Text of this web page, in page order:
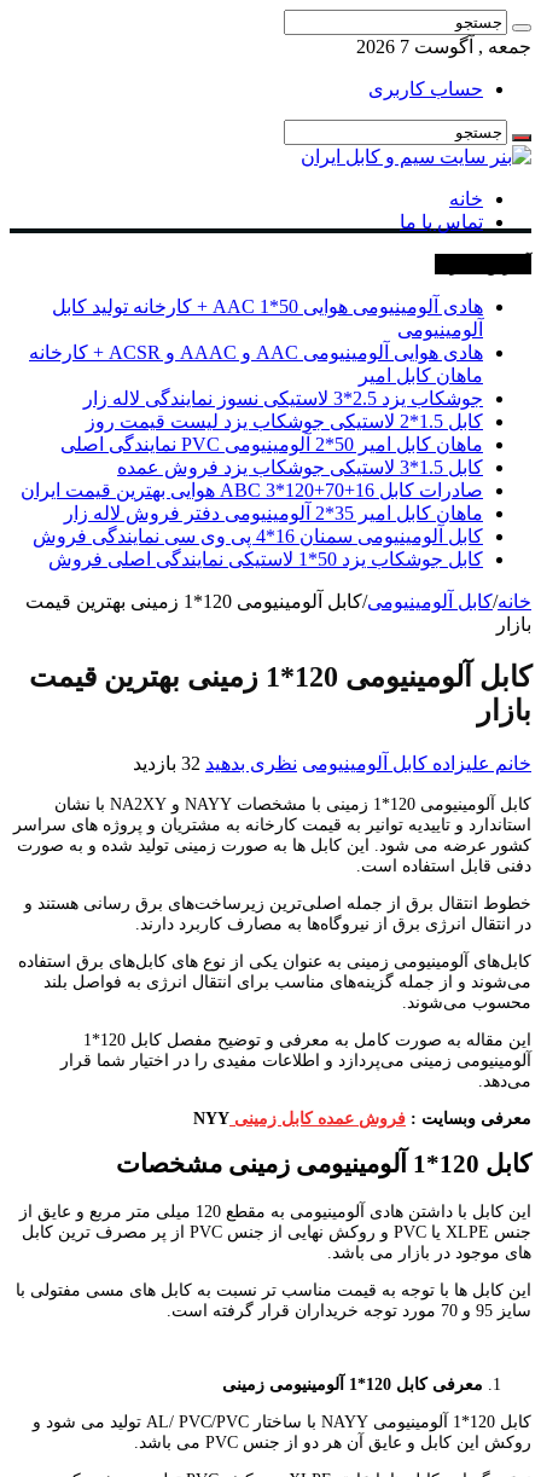
جمعه , آگوست 7 2026
حساب کاربری
خانه
تماس با ما
هادی آلومینیومی هوایی 50*1 AAC + کارخانه تولید کابل
آلومینیومی
هادی هوایی آلومینیومی AAC و AAAC و ACSR + کارخانه
ماهان کابل امیر
جوشکاب یزد 2.5*3 لاستیکی نسوز نمایندگی لاله زار
کابل 1.5*2 لاستیکی جوشکاب یزد لیست قیمت روز
ماهان کابل امیر 50*2 آلومینیومی PVC نمایندگی اصلی
کابل 1.5*3 لاستیکی جوشکاب یزد فروش عمده
صادرات کابل 16+70+120*3 ABC هوایی بهترین قیمت ایران
ماهان کابل امیر 35*2 آلومینیومی دفتر فروش لاله زار
کابل آلومینیومی سمنان 16*4 پی وی سی نمایندگی فروش
کابل جوشکاب یزد 50*1 لاستیکی نمایندگی اصلی فروش
خانه/کابل آلومینیومی/
کابل آلومینیومی 120*1 زمینی بهترین قیمت
بازار
کابل آلومینیومی 120*1 زمینی بهترین قیمت
بازار
خانم علیزاده کابل آلومینیومی نظری بدهید 32 بازدید
کابل آلومینیومی 120*1 زمینی با مشخصات NAYY و NA2XY با نشان
استاندارد و تاییدیه توانیر به قیمت کارخانه به مشتریان و پروژه های سراسر
کشور عرضه می شود. این کابل ها به صورت زمینی تولید شده و به صورت
دفنی قابل استفاده است.
خطوط انتقال برق از جمله اصلی‌ترین زیرساخت‌های برق رسانی هستند و
در انتقال انرژی برق از نیروگاه‌ها به مصارف کاربرد دارند.
کابل‌های آلومینیومی زمینی به عنوان یکی از نوع‌ های کابل‌های برق استفاده
می‌شوند و از جمله گزینه‌های مناسب برای انتقال انرژی به فواصل بلند
محسوب می‌شوند.
این مقاله به صورت کامل به معرفی و توضیح مفصل کابل 120*1
آلومینیومی زمینی می‌پردازد و اطلاعات مفیدی را در اختیار شما قرار
می‌دهد.
معرفی وبسایت : فروش عمده کابل زمینی NYY
کابل 120*1 آلومینیومی زمینی مشخصات
این کابل با داشتن هادی آلومینیومی به مقطع 120 میلی متر مربع و عایق از
جنس XLPE یا PVC و روکش نهایی از جنس PVC از پر مصرف ترین کابل
های موجود در بازار می باشد.
این کابل ها با توجه به قیمت مناسب تر نسبت به کابل های مسی مفتولی با
سایز 95 و 70 مورد توجه خریداران قرار گرفته است.
معرفی کابل 120*1 آلومینیومی زمینی
کابل 120*1 آلومینیومی NAYY با ساختار AL/ PVC/PVC تولید می شود و
روکش این کابل و عایق آن هر دو از جنس PVC می باشد.